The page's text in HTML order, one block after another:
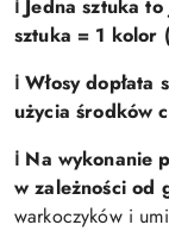
ℹ️ Jedna sztuka
sztuka = 1 kolor
ℹ️ Włosy
użycia środków
ℹ️ Na wykonanie
w zależności od
warkoczyków i